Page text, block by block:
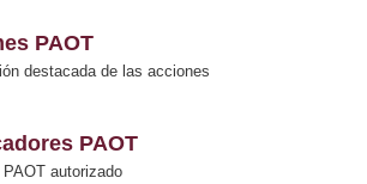
PAOT
destacada de las acciones
PAOT
PAOT autorizado